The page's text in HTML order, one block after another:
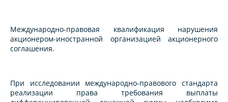
Международно-правовая квалификация нарушения
акционером-иностранной организацией акционерного
соглашения.
При исследовании международно-правового стандарта
реализации права требования выплаты